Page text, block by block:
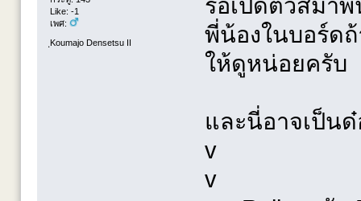
Like: -1
เพศ:
ฺKoumajo Densetsu II
รอเปิดตัวสมา
พี่น้องในบอร์ด
ให้ดูหน่อยครับ
และนี่อาจเป็น
v
v